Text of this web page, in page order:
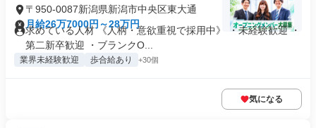
〒950-0087新潟県新潟市中央区東大通
月給26万7000円～28万円
求めている人材 《人柄・意欲重視で採用中》 ・未経験歓迎 ・
第二新卒歓迎 ・ブランクO...
業界未経験歓迎 歩合給あり +30個
気になる